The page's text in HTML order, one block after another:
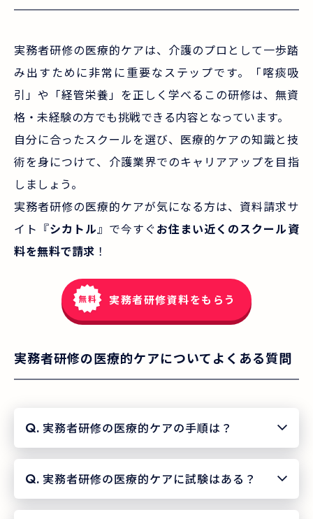
実務者研修の医療的ケアは、介護のプロとして一歩踏
み出すために非常に重要なステップです。「喀痰吸
引」や「経管栄養」を正しく学べるこの研修は、無資
格・未経験の方でも挑戦できる内容となっています。
自分に合ったスクールを選び、医療的ケアの知識と技
術を身につけて、介護業界でのキャリアアップを目指
しましょう。
実務者研修の医療的ケアが気になる方は、資料請求サ
イト『シカトル』で今すぐお住まい近くのスクール資
料を無料で請求 ！
実務者研修資料をもらう
実務者研修の医療的ケアについてよくある質問
Q. 実務者研修の医療的ケアの手順は？
Q. 実務者研修の医療的ケアに試験はある？